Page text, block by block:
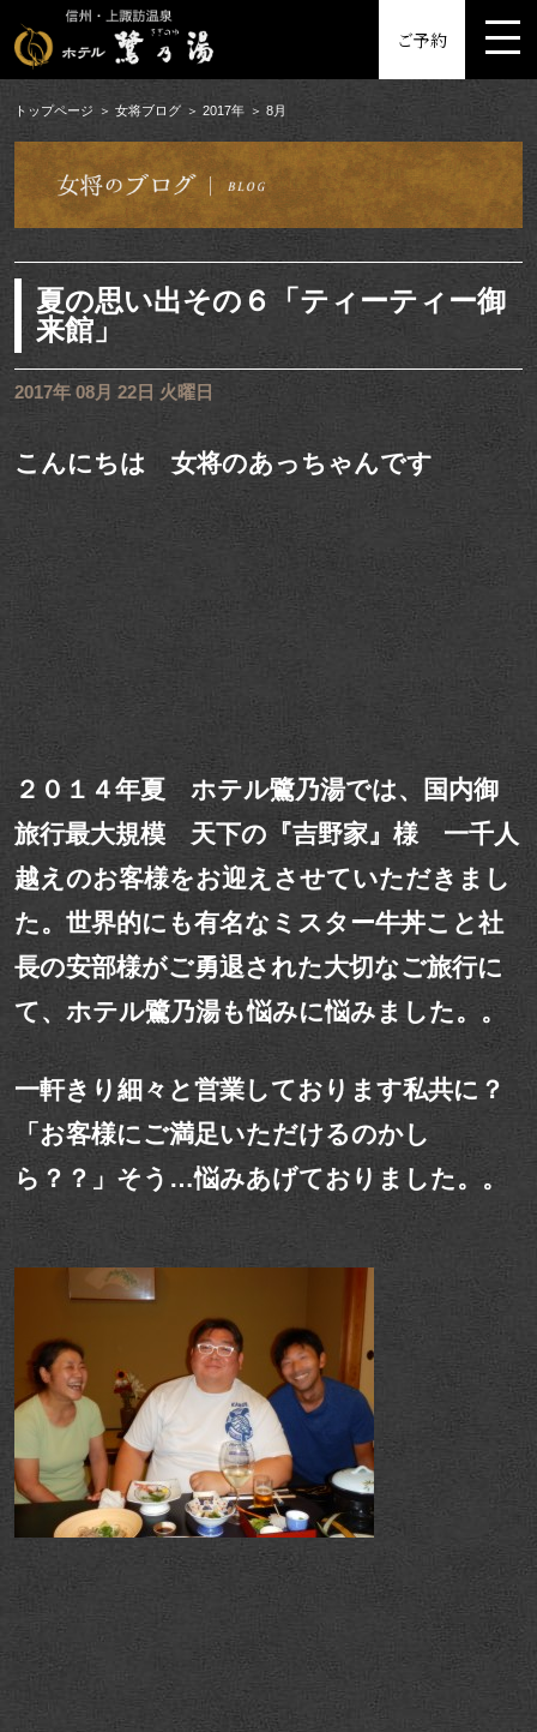
ご予約
トップページ 女将ブログ 2017年 8月
夏の思い出その６「ティーティー御
来館」
2017年 08月 22日 火曜日
こんにちは 女将のあっちゃんです
２０１４年夏 ホテル鷺乃湯では、国内御
旅行最大規模 天下の『吉野家』様 一千人
越えのお客様をお迎えさせていただきまし
た。世界的にも有名なミスター牛丼こと社
長の安部様がご勇退された大切なご旅行に
て、ホテル鷺乃湯も悩みに悩みました。。
一軒きり細々と営業しております私共に？
「お客様にご満足いただけるのかし
ら？？」そう…悩みあげておりました。。